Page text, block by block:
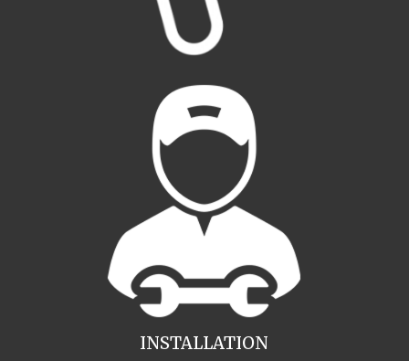
INSTALLATION